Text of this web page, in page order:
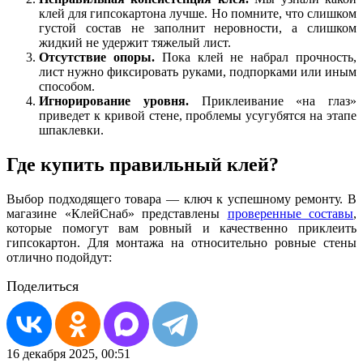
клей для гипсокартона лучше. Но помните, что слишком
густой состав не заполнит неровности, а слишком
жидкий не удержит тяжелый лист.
Отсутствие опоры.Пока клей не набрал прочность,
лист нужно фиксировать руками, подпорками или иным
способом.
Игнорирование уровня.Приклеивание «на глаз»
приведет к кривой стене, проблемы усугубятся на этапе
шпаклевки.
Где купить правильный клей?
Выбор подходящего товара — ключ к успешному ремонту. В
магазине «КлейСнаб» представлены проверенные составы,
которые помогут вам ровный и качественно приклеить
гипсокартон. Для монтажа на относительно ровные стены
отлично подойдут:
Поделиться
16 декабря 2025, 00:51